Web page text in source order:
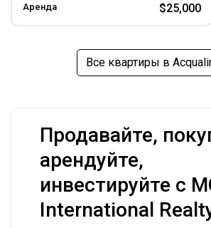
Аренда $25,000
Все квартиры в
Продавайте,
арендуйте,
инвестируйте с
International